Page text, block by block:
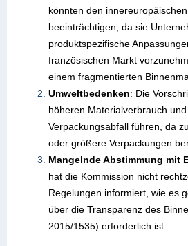
könnten den
beeinträchtigen, da sie
produktspezifische
französischen Markt
einem fragmentierten
Umweltbedenken: Die
höheren Materialverbrauch
Verpackungsabfall führen, da
oder größere Verpackungen
Mangelnde Abstimmung mit
hat die Kommission nicht
Regelungen informiert, wie es
über die Transparenz des
2015/1535) erforderlich ist.